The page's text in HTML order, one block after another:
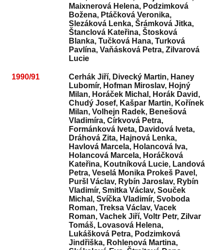
Maixnerová Helena, Podzimková
Božena, Ptáčková Veronika,
Slezáková Lenka, Šrámková Jitka,
Štanclová Kateřina, Štosková
Blanka, Tučková Hana, Turková
Pavlína, Vaňásková Petra, Zilvarová
Lucie
1990/91
Cerhák Jiří, Divecký Martin, Haney
Lubomír, Hofman Miroslav, Hojný
Milan, Horáček Michal, Horák David,
Chudý Josef, Kašpar Martin, Kořínek
Milan, Volhejn Radek, Benešová
Vladimíra, Církvová Petra,
Formánková Iveta, Davidová Iveta,
Dráhová Zita, Hajnová Lenka,
Havlová Marcela, Holancová Iva,
Holancová Marcela, Horáčková
Kateřina, Koutníková Lucie, Landová
Petra, Veselá Monika Prokeš Pavel,
Puršl Václav, Rybín Jaroslav, Rybín
Vladimír, Smitka Václav, Souček
Michal, Svíčka Vladimír, Svoboda
Roman, Treksa Václav, Vacek
Roman, Vachek Jiří, Voltr Petr, Zilvar
Tomáš, Lovasová Helena,
Lukášková Petra, Podzimková
Jindřiška, Rohlenová Martina,